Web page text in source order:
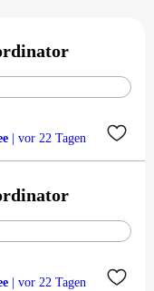
| vor 22 Tagen
| vor 22 Tagen